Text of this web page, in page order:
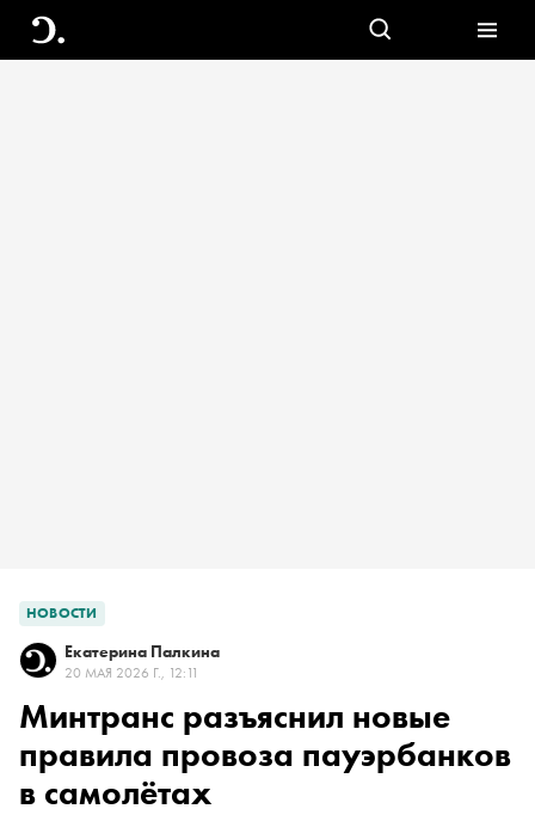
НОВОСТИ
Екатерина Палкина
20 МАЯ 2026 Г., 12:11
Минтранс разъяснил новые
правила провоза пауэрбанков
в самолётах